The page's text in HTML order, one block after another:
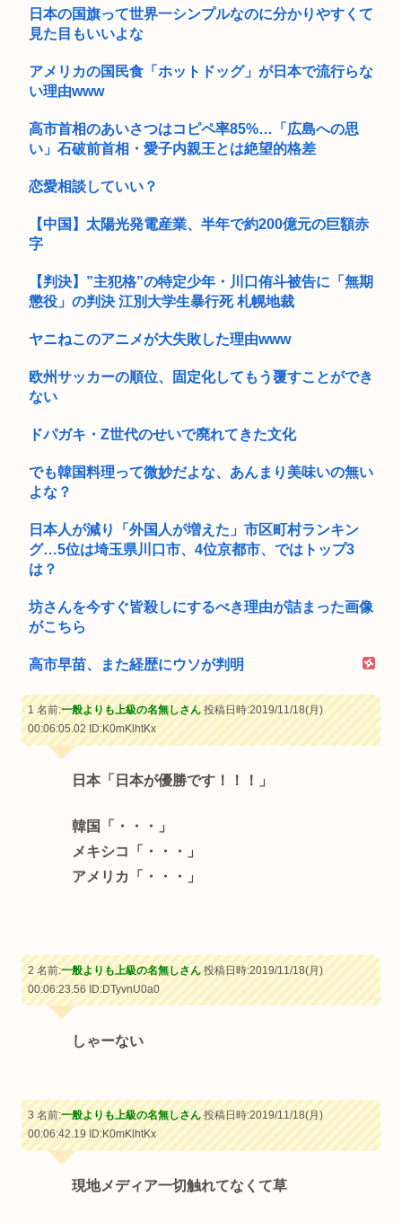
日本の国旗って世界一シンプルなのに分かりやすくて
見た目もいいよな
アメリカの国民食「ホットドッグ」が日本で流行らな
い理由www
高市首相のあいさつはコピペ率85%…「広島への思
い」石破前首相・愛子内親王とは絶望的格差
恋愛相談していい？
【中国】太陽光発電産業、半年で約200億元の巨額赤
字
【判決】”主犯格”の特定少年・川口侑斗被告に「無期
懲役」の判決 江別大学生暴行死 札幌地裁
ヤニねこのアニメが大失敗した理由www
欧州サッカーの順位、固定化してもう覆すことができ
ない
ドパガキ・Z世代のせいで廃れてきた文化
でも韓国料理って微妙だよな、あんまり美味いの無い
よな？
日本人が減り「外国人が増えた」市区町村ランキン
グ…5位は埼玉県川口市、4位京都市、ではトップ3
は？
坊さんを今すぐ皆殺しにするべき理由が詰まった画像
がこちら
高市早苗、また経歴にウソが判明
1 名前:一般よりも上級の名無しさん投稿日時:2019/11/18(月)
00:06:05.02ID:K0mKlhtKx
日本「日本が優勝です！！！」
韓国「・・・」
メキシコ「・・・」
アメリカ「・・・」
2 名前:一般よりも上級の名無しさん投稿日時:2019/11/18(月)
00:06:23.56ID:DTyvnU0a0
しゃーない
3 名前:一般よりも上級の名無しさん投稿日時:2019/11/18(月)
00:06:42.19ID:K0mKlhtKx
現地メディア一切触れてなくて草